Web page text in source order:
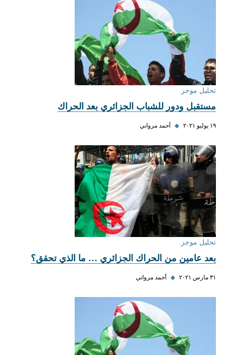
تحليل موجز
مستقبل ودور للشباب الجزائري بعد الحراك
١٩ يوليو ٢٠٢١ ◆ أحمد مرواني
تحليل موجز
بعد عامين من الحراك الجزائري … ما الذي تحقق؟
٣١ مارس ٢٠٢١ ◆ أحمد مرواني